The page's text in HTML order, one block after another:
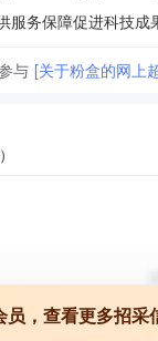
与 [关于粉盒的网上
员，查看更多招采